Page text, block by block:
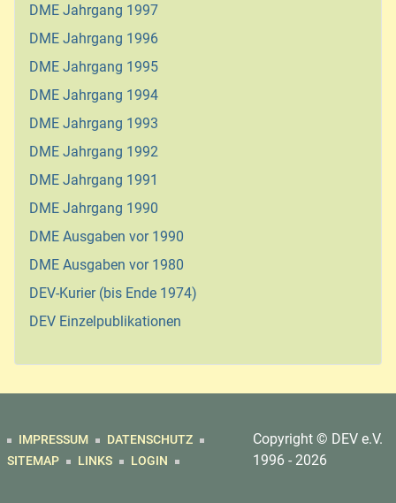
DME Jahrgang 1997
DME Jahrgang 1996
DME Jahrgang 1995
DME Jahrgang 1994
DME Jahrgang 1993
DME Jahrgang 1992
DME Jahrgang 1991
DME Jahrgang 1990
DME Ausgaben vor 1990
DME Ausgaben vor 1980
DEV-Kurier (bis Ende 1974)
DEV Einzelpublikationen
IMPRESSUM
DATENSCHUTZ
SITEMAP
LINKS LOGIN
Copyright © DEV e.V.
1996 - 2026